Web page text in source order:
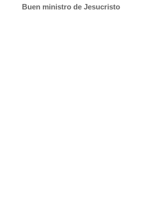
Buen ministro de Jesucristo